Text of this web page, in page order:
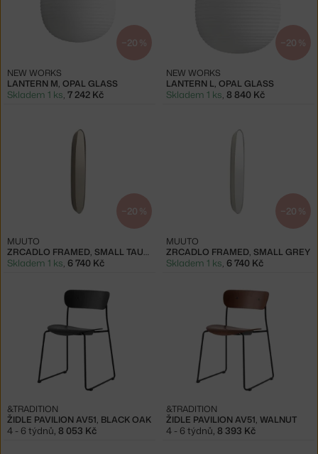
−20 %
LANTERN M, OPAL GLASS
NEW WORKS
Skladem 1 ks 7 242 Kč
−20 %
LANTERN L, OPAL GLASS
NEW WORKS
Skladem 1 ks 8 840 Kč
−20 %
ZRCADLO FRAMED, SMALL TAUPE
MUUTO
Skladem 1 ks 6 740 Kč
−20 %
ZRCADLO FRAMED, SMALL GREY
MUUTO
Skladem 1 ks 6 740 Kč
ŽIDLE PAVILION AV51, BLACK OAK
&TRADITION
4 - 6 týdnů, 8 053 Kč
ŽIDLE PAVILION AV51, WALNUT
&TRADITION
4 - 6 týdnů, 8 393 Kč